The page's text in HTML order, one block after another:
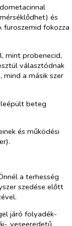
és
furoszemid fokozza
mint probenecid,
választódnak
mind a másik szer
beteg
és működési
a terhesség
szedése előtt
járó folyadék-